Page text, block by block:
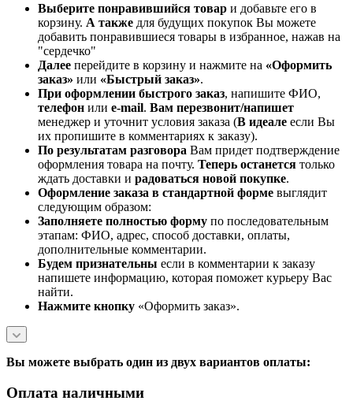
Выберите понравившийся товар и добавьте его в
корзину. А также для будущих покупок Вы можете
добавить понравившиеся товары в избранное, нажав на
"сердечко"
Далее перейдите в корзину и нажмите на «Оформить
заказ» или «Быстрый заказ».
При оформлении быстрого заказ, напишите ФИО,
телефон или e-mail. Вам перезвонит/напишет
менеджер и уточнит условия заказа (В идеале если Вы
их пропишите в комментариях к заказу).
По результатам разговора Вам придет подтверждение
оформления товара на почту. Теперь останется только
ждать доставки и радоваться новой покупке.
Оформление заказа в стандартной форме выглядит
следующим образом:
Заполняете полностью форму по последовательным
этапам: ФИО, адрес, способ доставки, оплаты,
дополнительные комментарии.
Будем признательны если в комментарии к заказу
напишете информацию, которая поможет курьеру Вас
найти.
Нажмите кнопку «Оформить заказ».
Вы можете выбрать один из двух вариантов оплаты:
Оплата наличными